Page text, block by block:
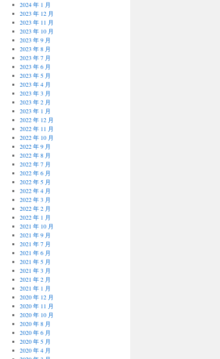
2024 年 1 月
2023 年 12 月
2023 年 11 月
2023 年 10 月
2023 年 9 月
2023 年 8 月
2023 年 7 月
2023 年 6 月
2023 年 5 月
2023 年 4 月
2023 年 3 月
2023 年 2 月
2023 年 1 月
2022 年 12 月
2022 年 11 月
2022 年 10 月
2022 年 9 月
2022 年 8 月
2022 年 7 月
2022 年 6 月
2022 年 5 月
2022 年 4 月
2022 年 3 月
2022 年 2 月
2022 年 1 月
2021 年 10 月
2021 年 9 月
2021 年 7 月
2021 年 6 月
2021 年 5 月
2021 年 3 月
2021 年 2 月
2021 年 1 月
2020 年 12 月
2020 年 11 月
2020 年 10 月
2020 年 8 月
2020 年 6 月
2020 年 5 月
2020 年 4 月